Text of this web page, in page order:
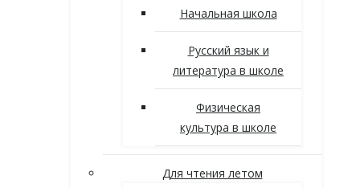
Начальная школа
Русский язык и
литература в школе
Физическая
культура в школе
Для чтения летом